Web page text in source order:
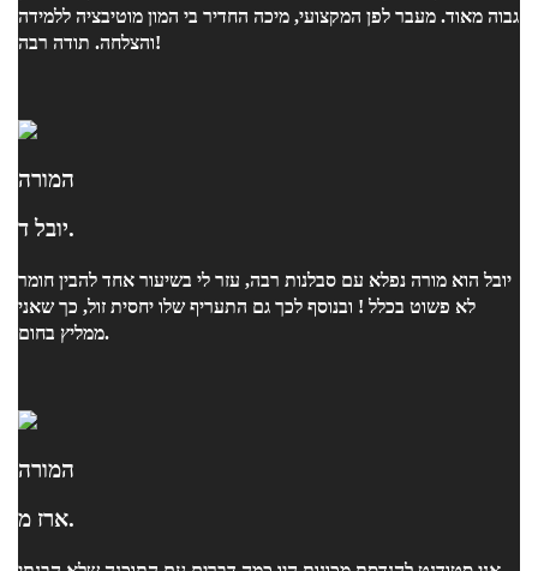
גבוה מאוד. מעבר לפן המקצועי, מיכה החדיר בי המון מוטיבציה ללמידה
והצלחה. תודה רבה!
המורה
יובל ד.
יובל הוא מורה נפלא עם סבלנות רבה, עזר לי בשיעור אחד להבין חומר
לא פשוט בכלל ! ובנוסף לכך גם התעריף שלו יחסית זול, כך שאני
ממליץ בחום.
המורה
ארז מ.